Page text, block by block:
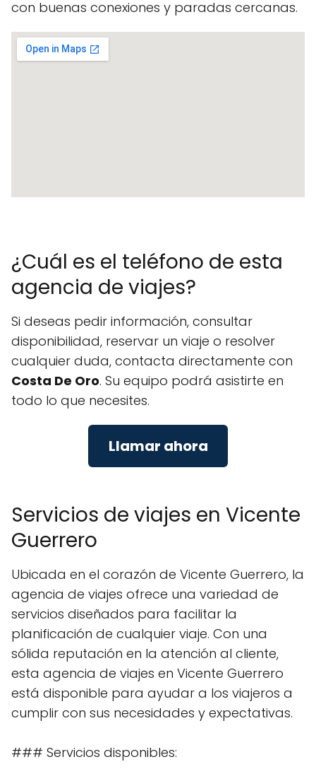
con buenas conexiones y paradas cercanas.
¿Cuál es el teléfono de esta
agencia de viajes?
Si deseas pedir información, consultar
disponibilidad, reservar un viaje o resolver
cualquier duda, contacta directamente con
Costa De Oro. Su equipo podrá asistirte en
todo lo que necesites.
Llamar ahora
Servicios de viajes en Vicente
Guerrero
Ubicada en el corazón de Vicente Guerrero, la
agencia de viajes ofrece una variedad de
servicios diseñados para facilitar la
planificación de cualquier viaje. Con una
sólida reputación en la atención al cliente,
esta agencia de viajes en Vicente Guerrero
está disponible para ayudar a los viajeros a
cumplir con sus necesidades y expectativas.
### Servicios disponibles: